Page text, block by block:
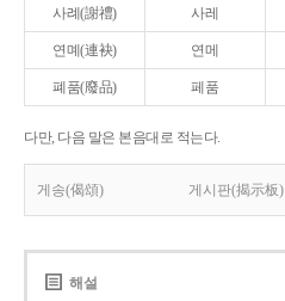
사례(謝禮) 사레
연몌(連袂) 연메
폐품(廢品) 페품
다만, 다음 말은 본음대로 적는다.
게송(偈頌) 게시판(揭示板)
해설